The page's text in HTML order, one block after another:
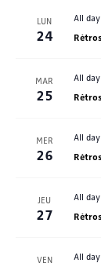
LUN
24
All day
MAR
25
All day
MER
26
All day
JEU
27
All day
VEN All day